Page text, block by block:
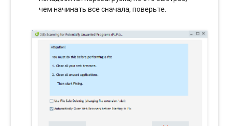
чем начинать все сначала, поверьте.